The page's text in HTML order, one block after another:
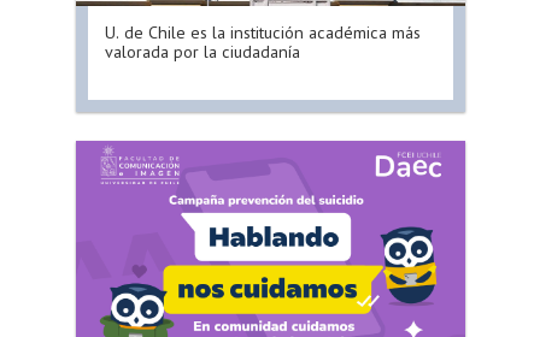
U. de Chile es la institución académica más
valorada por la ciudadanía